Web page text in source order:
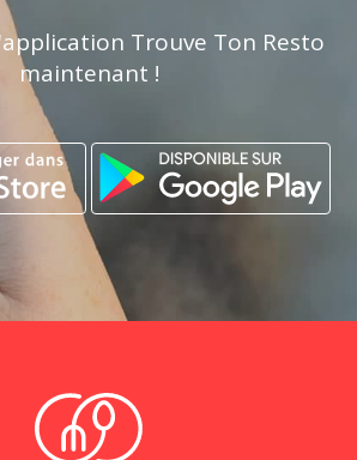
Trouve Ton Resto
maintenant !